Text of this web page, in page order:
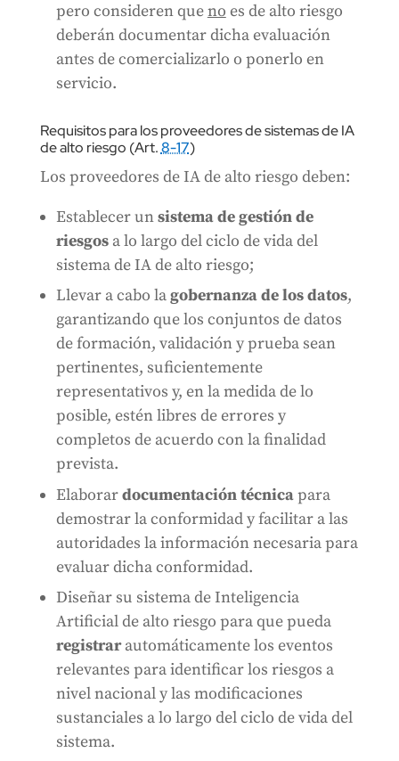
pero consideren queno es de alto riesgo
deberán documentar dicha evaluación
antes de comercializarlo o ponerlo en
servicio.
Requisitos para los proveedores de sistemas de IA
de alto riesgo (Art.8-17)
Los proveedores de IA de alto riesgo deben:
Establecer unsistema de gestión de
riesgosa lo largo del ciclo de vida del
sistema de IA de alto riesgo;
Llevar a cabo lagobernanza de los datos,
garantizando que los conjuntos de datos
de formación, validación y prueba sean
pertinentes, suficientemente
representativos y, en la medida de lo
posible, estén libres de errores y
completos de acuerdo con la finalidad
prevista.
Elaborardocumentación técnicapara
demostrar la conformidad y facilitar a las
autoridades la información necesaria para
evaluar dicha conformidad.
Diseñar su sistema de Inteligencia
Artificial de alto riesgo para que pueda
registrarautomáticamente los eventos
relevantes para identificar los riesgos a
nivel nacional y las modificaciones
sustanciales a lo largo del ciclo de vida del
sistema.